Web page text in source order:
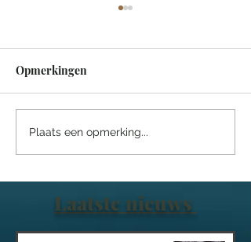
Een sprookjesachtige
nacht in het Efteling
Opmerkingen
Plaats een opmerking...
Laatste nieuws